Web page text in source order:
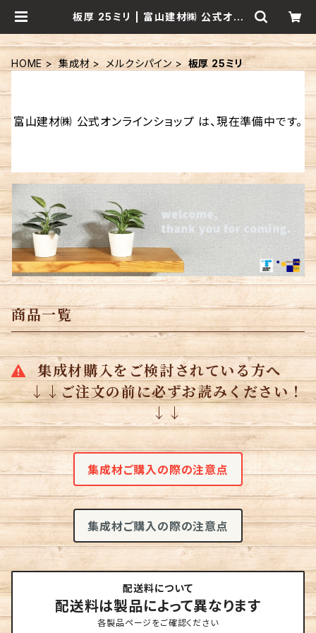
板厚 25ミリ | 富山建材㈱ 公式オン
HOME 集成材 メルクシパイン 板厚 25ミリ
富山建材㈱ 公式オンラインショップ は、現在準備中です。
商品一覧
集成材購入をご検討されている方へ
↓↓ご注文の前に必ずお読みください！
↓↓
集成材ご購入の際の注意点
集成材ご購入の際の注意点
配送料について
配送料は製品によって異なります
各製品ページをご確認ください